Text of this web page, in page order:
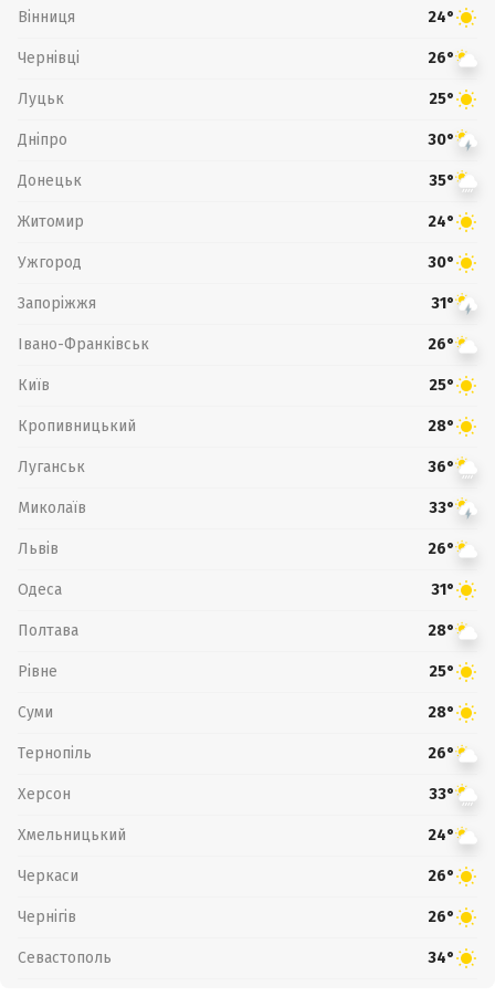
Вінниця 24°
Чернівці 26°
Луцьк 25°
Дніпро 30°
Донецьк 35°
Житомир 24°
Ужгород 30°
Запоріжжя 31°
Івано-Франківськ 26°
Київ 25°
Кропивницький 28°
Луганськ 36°
Миколаїв 33°
Львів 26°
Одеса 31°
Полтава 28°
Рівне 25°
Суми 28°
Тернопіль 26°
Херсон 33°
Хмельницький 24°
Черкаси 26°
Чернігів 26°
Севастополь 34°